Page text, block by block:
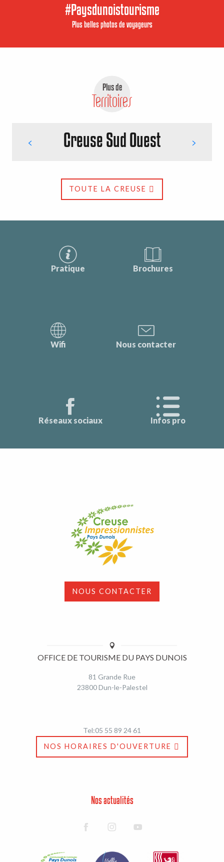
#Paysdunoistourisme
Plus belles photos de voyageurs
Plus de
Territoires
Creuse Sud Ouest
TOUTE LA CREUSE
Pratique Brochures
Wifi Nous contacter
Réseaux sociaux Infos pro
NOUS CONTACTER
OFFICE DE TOURISME DU PAYS DUNOIS
81 Grande Rue
23800 Dun-le-Palestel
Tel:05 55 89 24 61
NOS HORAIRES D'OUVERTURE
Nos actualités